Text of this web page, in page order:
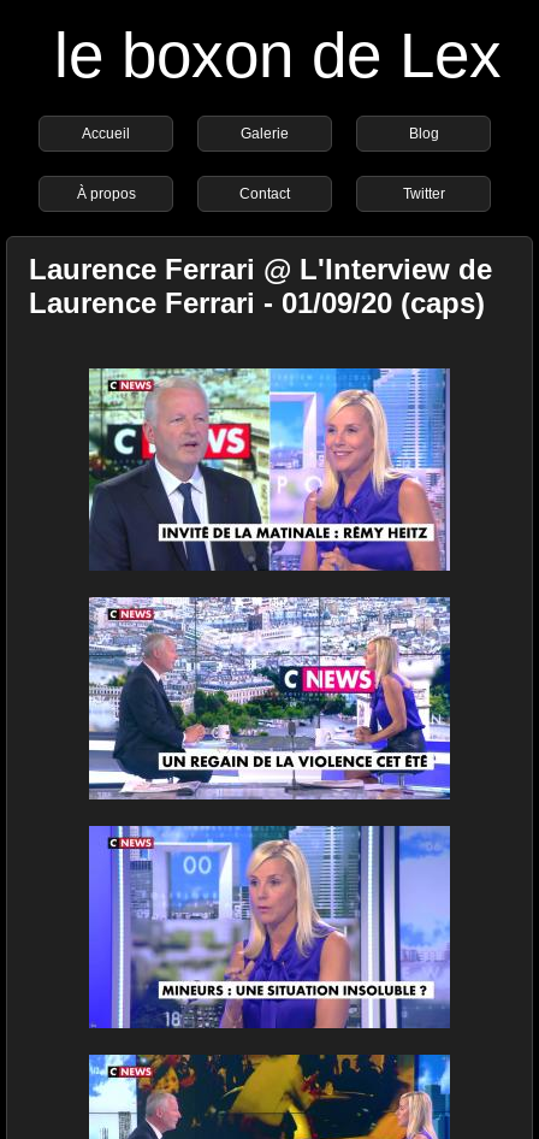
le boxon de Lex
Accueil Galerie Blog
À propos Contact Twitter
Laurence Ferrari @ L'Interview de
Laurence Ferrari - 01/09/20 (caps)